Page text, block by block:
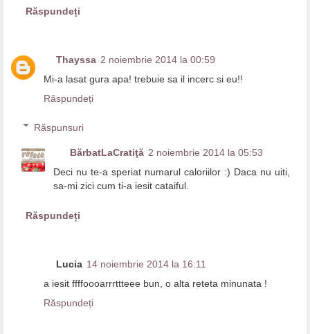
Răspundeți
Thayssa 2 noiembrie 2014 la 00:59
Mi-a lasat gura apa! trebuie sa il incerc si eu!!
Răspundeți
Răspunsuri
BărbatLaCratiţă 2 noiembrie 2014 la 05:53
Deci nu te-a speriat numarul caloriilor :) Daca nu uiti,
sa-mi zici cum ti-a iesit cataiful.
Răspundeți
Lucia 14 noiembrie 2014 la 16:11
a iesit ffffoooarrrttteee bun, o alta reteta minunata !
Răspundeți